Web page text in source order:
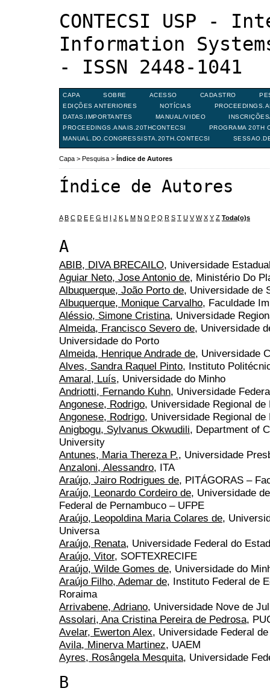
CONTECSI USP -
Information
- ISSN 2448-1041
CAPA SOBRE ACESSO CADASTRO
EDIÇÕES ANTERIORES
NOTÍCIAS
DATAS.IMPORTANTES
MANUAL/VIDEO
PROCEEDINGS.ANAIS.20THCONTECSI
PROGRAMA 20TH
MANUAL.DO.CONGRESSISTA.20TH.CONTECSI
Capa > Pesquisa > Índice de Autores
Índice de Autores
A B C D E F G H I J K L M N O P Q R S T U V W X Y Z Toda(o)s
A
ABIB, DIVA BRECAILO, Universidade
Aguiar Neto, Jose Antonio de, Ministério Do
Albuquerque, João Porto de, Universidade de
Albuquerque, Monique Carvalho, Faculdade
Aléssio, Simone Cristina, Universidade
Almeida, Francisco Severo de, Universidade
Universidade do Porto
Almeida, Henrique Andrade de, Universidade
Alves, Sandra Raquel Pinto, Instituto
Amaral, Luís, Universidade do Minho
Andriotti, Fernando Kuhn, Universidade
Angonese, Rodrigo, Universidade Regional de
Angonese, Rodrigo, Universidade Regional de
Anigbogu, Sylvanus Okwudili, Department of
University
Antunes, Maria Thereza P., Universidade
Anzaloni, Alessandro, ITA
Araújo, Jairo Rodrigues de, PITÁGORAS –
Araújo, Leonardo Cordeiro de, Universidade
Federal de Pernambuco – UFPE
Araújo, Leopoldina Maria Colares de,
Universa
Araújo, Renata, Universidade Federal do
Araújo, Vitor, SOFTEXRECIFE
Araújo, Wilde Gomes de, Universidade do
Araújo Filho, Ademar de, Instituto Federal de
Roraima
Arrivabene, Adriano, Universidade Nove de
Assolari, Ana Cristina Pereira de Pedrosa,
Avelar, Ewerton Alex, Universidade Federal
Avila, Minerva Martinez, UAEM
Ayres, Rosângela Mesquita, Universidade
B